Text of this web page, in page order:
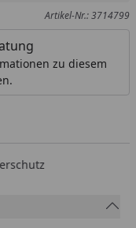
Artikel-Nr.: 3714799
zu diesem